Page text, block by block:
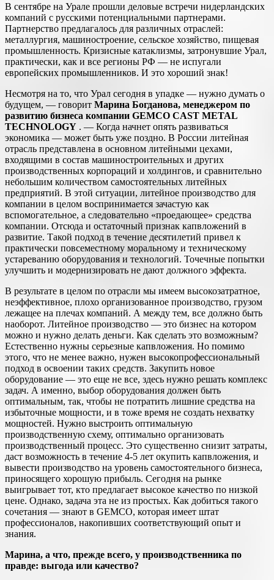
В сентябре на Урале прошли деловые встречи нидерландских
компаний с русскими потенциальными партнерами.
Партнерство предлагалось для различных отраслей:
металлургия, машиностроение, сельское хозяйство, пищевая
промышленность. Кризисные катаклизмы, затронувшие Урал,
практически, как и все регионы РФ — не испугали
европейских промышленников. И это хороший знак!
Несмотря на то, что Урал сегодня в упадке — нужно думать о
будущем, — говорит Марина Богданова, менеджером по
развитию бизнеса компании GEMCO CAST METAL
TECHNOLOGY . — Когда начнет опять развиваться
экономика — может быть уже поздно. В России литейная
отрасль представлена в основном литейными цехами,
входящими в состав машиностроительных и других
производственных корпораций и холдингов, и сравнительно
небольшим количеством самостоятельных литейных
предприятий. В этой ситуации, литейное производство для
компании в целом воспринимается зачастую как
вспомогательное, а следовательно «проедающее» средства
компании. Отсюда и остаточный признак капвложений в
развитие. Такой подход в течение десятилетий привел к
практически повсеместному моральному и техническому
устареванию оборудования и технологий. Точечные попытки
улучшить и модернизировать не дают должного эффекта.
В результате в целом по отрасли мы имеем высокозатратное,
неэффективное, плохо организованное производство, грузом
лежащее на плечах компаний. А между тем, все должно быть
наоборот. Литейное производство — это бизнес на котором
можно и нужно делать деньги. Как сделать это возможным?
Естественно нужны серьезные капвложения. Но помимо
этого, что не менее важно, нужен высокопрофессиональный
подход в освоении таких средств. Закупить новое
оборудование — это еще не все, здесь нужно решать комплекс
задач. А именно, выбор оборудования должен быть
оптимальным, так, чтобы не потратить лишние средства на
избыточные мощности, и в тоже время не создать нехватку
мощностей. Нужно выстроить оптимальную
производственную схему, оптимально организовать
производственный процесс. Это существенно снизит затраты,
даст возможность в течение 4-5 лет окупить капвложения, и
вывести производство на уровень самостоятельного бизнеса,
приносящего хорошую прибыль. Сегодня на рынке
выигрывает тот, кто предлагает высокое качество по низкой
цене. Однако, задача эта не из простых. Как добиться такого
сочетания — знают в GEMCO, которая имеет штат
профессионалов, накопивших соответствующий опыт и
знания.
Марина, а что, прежде всего, у производственника по
правде: выгода или качество?